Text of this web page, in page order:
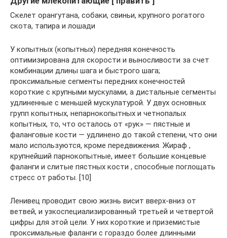
Скелет орангутана, собаки, свиньи, крупного рогатого
скота, тапира и лошади
У копытных (копытных) передняя конечность
оптимизирована для скорости и выносливости за счет
комбинации длины шага и быстрого шага;
проксимальные сегменты передних конечностей
короткие с крупными мускулами, а дистальные сегменты
удлиненные с меньшей мускулатурой. У двух основных
групп копытных, непарнокопытных и четнопалых
копытных, то, что осталось от «рук» — пястные и
фаланговые кости — удлинено до такой степени, что они
мало используются, кроме передвижения. Жираф ,
крупнейший парнокопытные, имеет большие концевые
фаланги и слитые пястных кости , способные поглощать
стресс от работы. [10]
Ленивец проводит свою жизнь висит вверх-вниз от
ветвей, и узкоспециализированный третьей и четвертой
цифры для этой цели. У них короткие и приземистые
проксимальные фаланги с гораздо более длинными